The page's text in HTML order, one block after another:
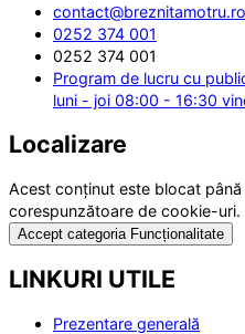
contact@breznitamotru.ro
0252 374 001
0252 374 001
Program de lucru cu
luni - joi 08:00 - 16:30
Localizare
Acest conținut este blocat
corespunzătoare de cookie-uri.
Accept categoria Funcționalitate
LINKURI UTILE
Prezentare generală